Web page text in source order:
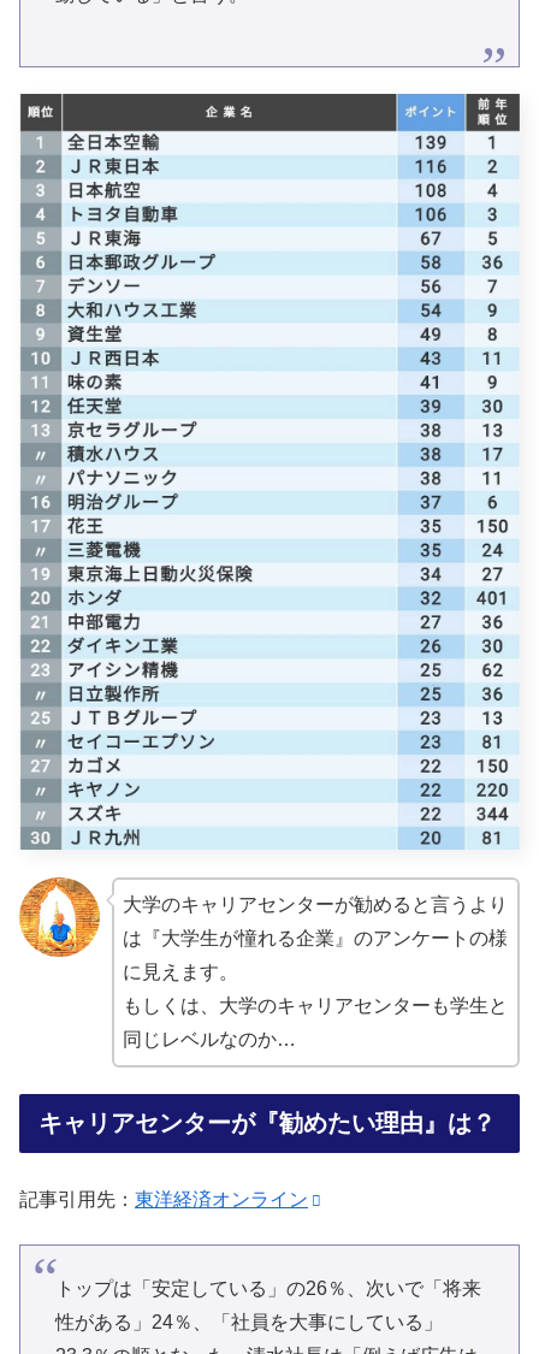
大学のキャリアセンターが勧めると言うより
は『大学生が憧れる企業』のアンケートの様
に見えます。
もしくは、大学のキャリアセンターも学生と
同じレベルなのか…
キャリアセンターが『勧めたい理由』は？
記事引用先： 東洋経済オンライン
トップは「安定している」の26％、次いで「将来
性がある」24％、「社員を大事にしている」